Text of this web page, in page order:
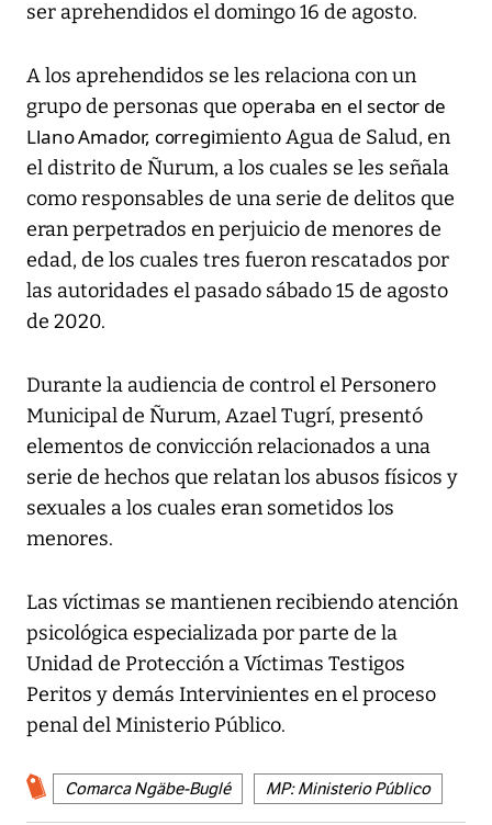
ser aprehendidos el domingo 16 de agosto.
A los aprehendidos se les relaciona con un
grupo de personas que operaba en el sector de
Llano Amador, corregimiento Agua de Salud, en
el distrito de Ñurum, a los cuales se les señala
como responsables de una serie de delitos que
eran perpetrados en perjuicio de menores de
edad, de los cuales tres fueron rescatados por
las autoridades el pasado sábado 15 de agosto
de 2020.
Durante la audiencia de control el Personero
Municipal de Ñurum, Azael Tugrí, presentó
elementos de convicción relacionados a una
serie de hechos que relatan los abusos físicos y
sexuales a los cuales eran sometidos los
menores.
Las víctimas se mantienen recibiendo atención
psicológica especializada por parte de la
Unidad de Protección a Víctimas Testigos
Peritos y demás Intervinientes en el proceso
penal del Ministerio Público.
Comarca Ngäbe-Buglé MP: Ministerio Público